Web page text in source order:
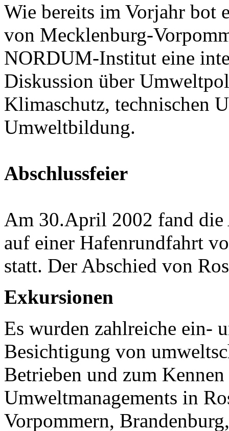
Wie bereits im Vorjahr bot
von Mecklenburg-
NORDUM-Institut eine
Diskussion über
Klimaschutz, technischen
Umweltbildung.
Abschlussfeier
Am 30.April 2002 fand die
auf einer Hafenrundfahrt
statt. Der Abschied von
Exkursionen
Es wurden zahlreiche ein-
Besichtigung von
Betrieben und zum
Umweltmanagements in
Vorpommern,